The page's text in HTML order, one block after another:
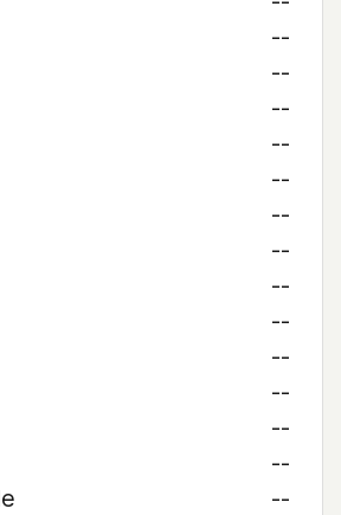
--
--
--
--
--
--
--
--
--
--
--
--
--
--